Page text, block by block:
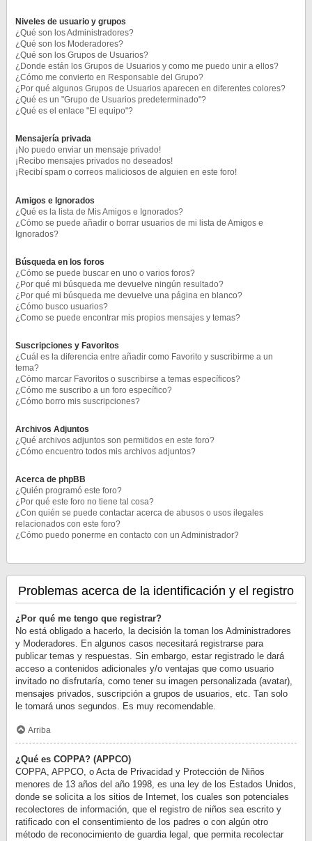
Niveles de usuario y grupos
¿Qué son los Administradores?
¿Qué son los Moderadores?
¿Qué son los Grupos de Usuarios?
¿Donde están los Grupos de Usuarios y como me puedo unir a ellos?
¿Cómo me convierto en Responsable del Grupo?
¿Por qué algunos Grupos de Usuarios aparecen en diferentes colores?
¿Qué es un "Grupo de Usuarios predeterminado"?
¿Qué es el enlace "El equipo"?
Mensajería privada
¡No puedo enviar un mensaje privado!
¡Recibo mensajes privados no deseados!
¡Recibí spam o correos maliciosos de alguien en este foro!
Amigos e Ignorados
¿Qué es la lista de Mis Amigos e Ignorados?
¿Cómo se puede añadir o borrar usuarios de mi lista de Amigos e
Ignorados?
Búsqueda en los foros
¿Cómo se puede buscar en uno o varios foros?
¿Por qué mi búsqueda me devuelve ningún resultado?
¿Por qué mi búsqueda me devuelve una página en blanco?
¿Cómo busco usuarios?
¿Como se puede encontrar mis propios mensajes y temas?
Suscripciones y Favoritos
¿Cuál es la diferencia entre añadir como Favorito y suscribirme a un
tema?
¿Cómo marcar Favoritos o suscribirse a temas específicos?
¿Cómo me suscribo a un foro específico?
¿Cómo borro mis suscripciones?
Archivos Adjuntos
¿Qué archivos adjuntos son permitidos en este foro?
¿Cómo encuentro todos mis archivos adjuntos?
Acerca de phpBB
¿Quién programó este foro?
¿Por qué este foro no tiene tal cosa?
¿Con quién se puede contactar acerca de abusos o usos ilegales
relacionados con este foro?
¿Cómo puedo ponerme en contacto con un Administrador?
Problemas acerca de la identificación y el registro
¿Por qué me tengo que registrar?
No está obligado a hacerlo, la decisión la toman los Administradores
y Moderadores. En algunos casos necesitará registrarse para
publicar temas y respuestas. Sin embargo, estar registrado le dará
acceso a contenidos adicionales y/o ventajas que como usuario
invitado no disfrutaría, como tener su imagen personalizada (avatar),
mensajes privados, suscripción a grupos de usuarios, etc. Tan solo
le tomará unos segundos. Es muy recomendable.
Arriba
¿Qué es COPPA? (APPCO)
COPPA, APPCO, o Acta de Privacidad y Protección de Niños
menores de 13 años del año 1998, es una ley de los Estados Unidos,
donde se solicita a los sitios de Internet, los cuales son potenciales
recolectores de información, que el registro de niños sea escrito y
ratificado con el consentimiento de los padres o con algún otro
método de reconocimiento de guardia legal, que permita recolectar